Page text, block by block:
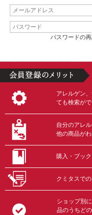
パスワードの
アレルゲン
ても検索が
自分のアレ
他の商品が
購入・ブッ
クミタスで
ショップ別
品のうちど